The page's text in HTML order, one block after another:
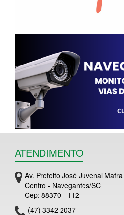
ATENDIMENTO
Av. Prefeito José Juvenal Mafra
Centro - Navegantes/SC
Cep: 88370 - 112
(47) 3342 2037